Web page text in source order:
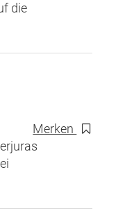
die
Merken